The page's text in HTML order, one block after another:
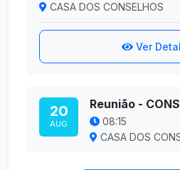
CASA DOS CONSELHOS
Ver
20
AUG
Reunião -
08:15
CASA DOS